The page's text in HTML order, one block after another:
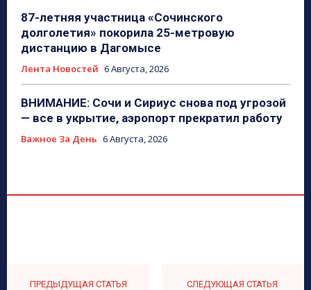
87-летняя участница «Сочинского
долголетия» покорила 25-метровую
дистанцию в Дагомысе
Лента Новостей 6 Августа, 2026
ВНИМАНИЕ: Сочи и Сириус снова под угрозой
— все в укрытие, аэропорт прекратил работу
Важное За День 6 Августа, 2026
ПРЕДЫДУЩАЯ СТАТЬЯ СЛЕДУЮЩАЯ СТАТЬЯ